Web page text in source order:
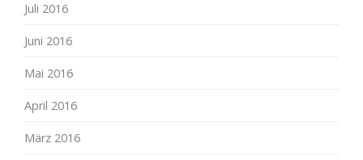
Juli 2016
Juni 2016
Mai 2016
April 2016
März 2016